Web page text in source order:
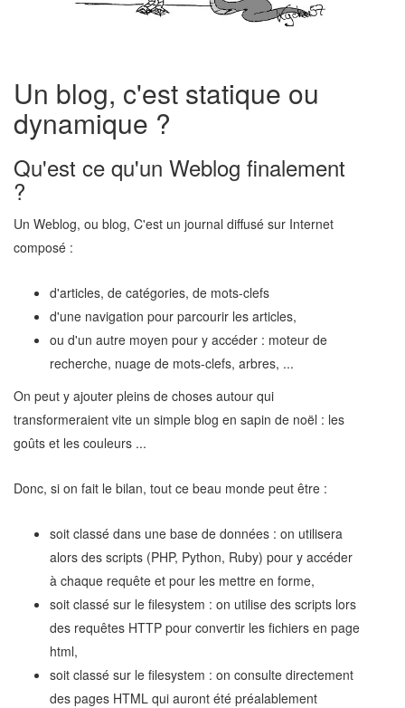
Un blog, c'est statique ou
dynamique ?
Qu'est ce qu'un Weblog finalement
?
Un Weblog, ou blog, C'est un journal diffusé sur Internet
composé :
d'articles, de catégories, de mots-clefs
d'une navigation pour parcourir les articles,
ou d'un autre moyen pour y accéder : moteur de
recherche, nuage de mots-clefs, arbres, ...
On peut y ajouter pleins de choses autour qui
transformeraient vite un simple blog en sapin de noël : les
goûts et les couleurs ...
Donc, si on fait le bilan, tout ce beau monde peut être :
soit classé dans une base de données : on utilisera
alors des scripts (PHP, Python, Ruby) pour y accéder
à chaque requête et pour les mettre en forme,
soit classé sur le filesystem : on utilise des scripts lors
des requêtes HTTP pour convertir les fichiers en page
html,
soit classé sur le filesystem : on consulte directement
des pages HTML qui auront été préalablement